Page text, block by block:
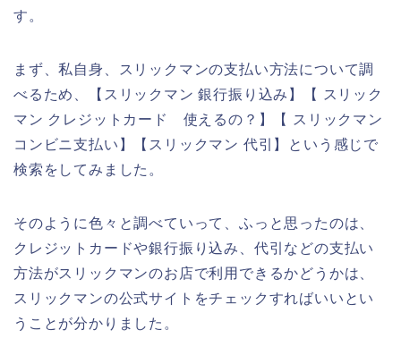
す。
まず、私自身、スリックマンの支払い方法について調
べるため、【スリックマン 銀行振り込み】【 スリック
マン クレジットカード 使えるの？】【 スリックマン
コンビニ支払い】【スリックマン 代引】という感じで
検索をしてみました。
そのように色々と調べていって、ふっと思ったのは、
クレジットカードや銀行振り込み、代引などの支払い
方法がスリックマンのお店で利用できるかどうかは、
スリックマンの公式サイトをチェックすればいいとい
うことが分かりました。